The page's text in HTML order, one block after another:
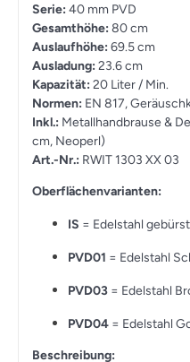
Serie: 40 mm PVD
Gesamthöhe: 80 cm
Auslaufhöhe: 69.5 cm
Ausladung: 23.6 cm
Kapazität: 20 Liter / Min.
Normen: EN 817,
Inkl.: Metallhandbrause &
cm, Neoperl)
Art.-Nr.: RWIT 1303 XX 03
Oberflächenvarianten:
IS = Edelstahl
PVD01 = Edelstahl
PVD03 = Edelstahl
PVD04 = Edelstahl
Beschreibung: